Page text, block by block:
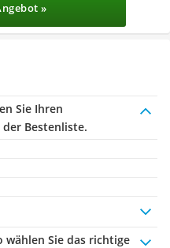
»
Sie Ihren
Bestenliste.
wählen Sie das richtige